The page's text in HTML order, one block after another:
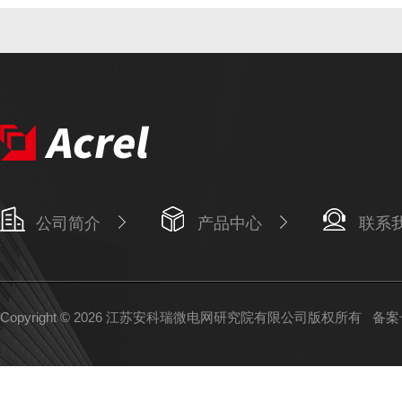
公司简介 产品中心 联系
Copyright © 2026 江苏安科瑞微电网研究院有限公司版权所有 备案